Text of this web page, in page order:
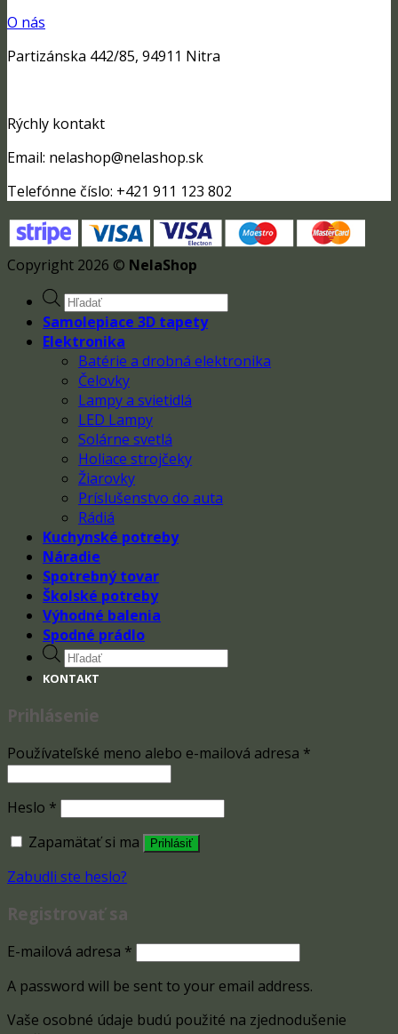
O nás
Partizánska 442/85, 94911 Nitra
Rýchly kontakt
Email: nelashop@nelashop.sk
Telefónne číslo: +421 911 123 802
Copyright 2026 © NelaShop
Products
search
Samolepiace 3D tapety
Elektronika
Batérie a drobná elektronika
Čelovky
Lampy a svietidlá
LED Lampy
Solárne svetlá
Holiace strojčeky
Žiarovky
Príslušenstvo do auta
Rádiá
Kuchynské potreby
Náradie
Spotrebný tovar
Školské potreby
Výhodné balenia
Spodné prádlo
Products
search
KONTAKT
Prihlásenie
Používateľské meno alebo e-mailová adresa *
Heslo *
Zapamätať si ma
Prihlásiť
Zabudli ste heslo?
Registrovať sa
E-mailová adresa *
A password will be sent to your email address.
Vaše osobné údaje budú použité na zjednodušenie